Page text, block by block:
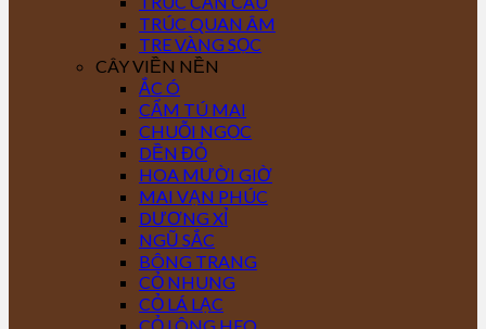
TRÚC QUAN ÂM
TRE VÀNG SỌC
CÂY VIỀN NỀN
ẮC Ó
CẨM TÚ MAI
CHUỖI NGỌC
DỀN ĐỎ
HOA MƯỜI GIỜ
MAI VẠN PHÚC
DƯƠNG XỈ
NGŨ SẮC
BÔNG TRANG
CỎ NHUNG
CỎ LÁ LẠC